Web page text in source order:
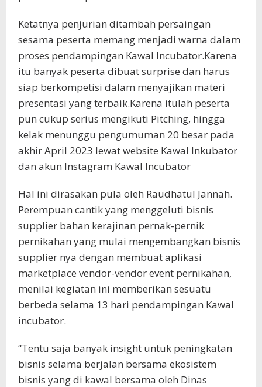
Ketatnya penjurian ditambah persaingan
sesama peserta memang menjadi warna dalam
proses pendampingan Kawal Incubator.Karena
itu banyak peserta dibuat surprise dan harus
siap berkompetisi dalam menyajikan materi
presentasi yang terbaik.Karena itulah peserta
pun cukup serius mengikuti Pitching, hingga
kelak menunggu pengumuman 20 besar pada
akhir April 2023 lewat website Kawal Inkubator
dan akun Instagram Kawal Incubator
Hal ini dirasakan pula oleh Raudhatul Jannah.
Perempuan cantik yang menggeluti bisnis
supplier bahan kerajinan pernak-pernik
pernikahan yang mulai mengembangkan bisnis
supplier nya dengan membuat aplikasi
marketplace vendor-vendor event pernikahan,
menilai kegiatan ini memberikan sesuatu
berbeda selama 13 hari pendampingan Kawal
incubator.
“Tentu saja banyak insight untuk peningkatan
bisnis selama berjalan bersama ekosistem
bisnis yang di kawal bersama oleh Dinas